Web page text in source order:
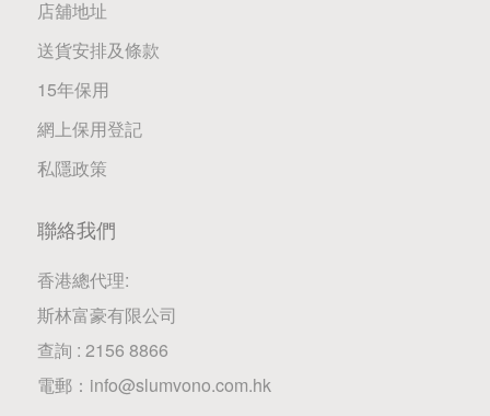
店舖地址
送貨安排及條款
15年保用
網上保用登記
私隱政策
聯絡我們
香港總代理:
斯林富豪有限公司
查詢 : 2156 8866
電郵： info@slumvono.com.hk